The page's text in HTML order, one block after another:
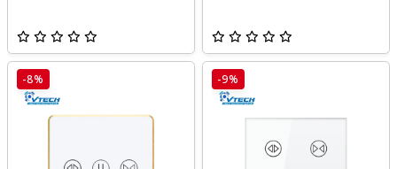
-8% -9%